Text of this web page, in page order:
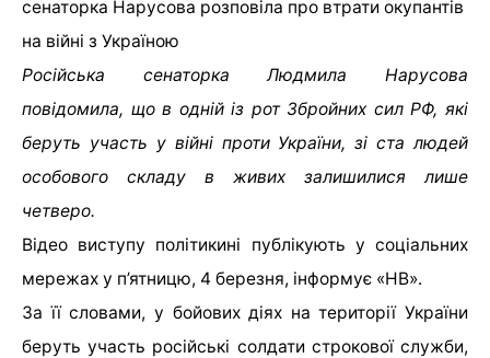
Російська сенаторка Людмила Нарусова
повідомила, що в одній із рот Збройних сил РФ, які
беруть участь у війні проти України, зі ста людей
особового складу в живих залишилися лише
четверо.
Відео виступу політикині публікують у соціальних
мережах у п’ятницю, 4 березня, інформує «НВ».
За її словами, у бойових діях на території України
беруть участь російські солдати строкової служби,